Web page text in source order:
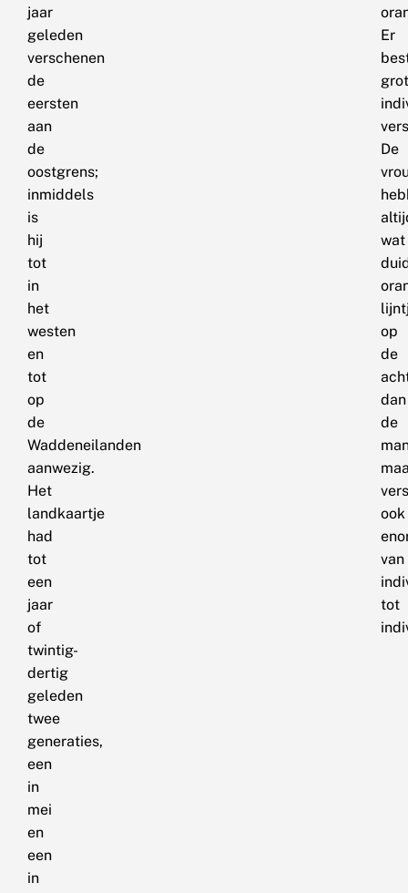
jaar
geleden
verschenen
de
eersten
aan
de
oostgrens;
inmiddels
is
hij
tot
in
het
westen
en
tot
op
de
Waddeneilanden
aanwezig.
Het
landkaartje
had
tot
een
jaar
of
twintig-
dertig
geleden
twee
generaties,
een
in
mei
en
een
in
Er
De
wat
op
de
dan
de
ook
van
tot